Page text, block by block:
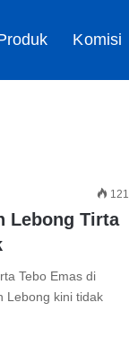
Komisi
121
Lebong Tirta
Tebo Emas di
Lebong kini tidak